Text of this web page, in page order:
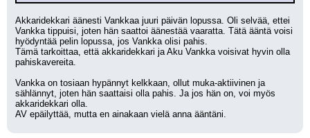
Akkaridekkari äänesti Vankkaa juuri päivän lopussa. Oli selvää, ettei
Vankka tippuisi, joten hän saattoi äänestää vaaratta. Tätä ääntä voisi
hyödyntää pelin lopussa, jos Vankka olisi pahis.
Tämä tarkoittaa, että akkaridekkari ja Aku Vankka voisivat hyvin olla
pahiskavereita.
Vankka on tosiaan hypännyt kelkkaan, ollut muka-aktiivinen ja
sählännyt, joten hän saattaisi olla pahis. Ja jos hän on, voi myös
akkaridekkari olla.
AV epäilyttää, mutta en ainakaan vielä anna ääntäni.